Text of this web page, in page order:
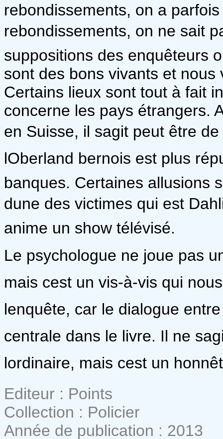
rebondissements, on a
rebondissements, on ne sait
suppositions des enquêteurs
sont des bons vivants et
Certains lieux sont tout à fait
concerne les pays étrangers.
en Suisse, il sagit peut être
lOberland bernois est plus
banques. Certaines allusions
dune des victimes qui est
anime un show télévisé.
Le psychologue ne joue pas
mais cest un vis-à-vis qui
lenquête, car le dialogue
centrale dans le livre. Il ne
lordinaire, mais cest un
Editeur : Points
Collection : Policier
Année de publication : 2013